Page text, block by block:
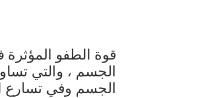
قوة الطفو
الجسم ، والتي
الجسم وفي تسارع